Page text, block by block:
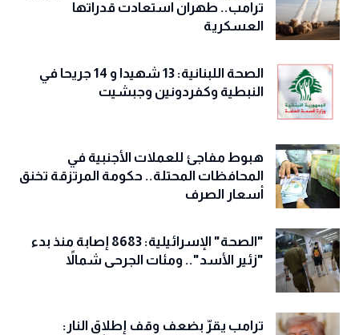
ترامب.. طهران استعادت قدراتها
العسكرية
الصحة اللبنانية: 13 شهيدا و 14 جريحا في
النبطية وكفردونين وجبشيت
هبوط مفاجئ للعملات الأجنبية في
المحافظات المحتلة.. حكومة المرتزقة تخنق
أسعار الصرف
"الصحة" الإسرائيلية: 8683 إصابة منذ بدء
"زئير الأسد".. ومئات الجرحى شمالاً
ترامب يقرّ بضعف وقف إطلاق النار: